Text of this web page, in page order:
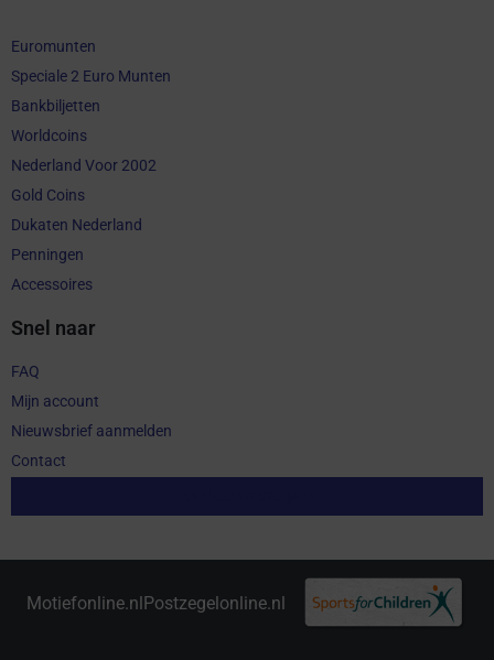
Euromunten
Speciale 2 Euro Munten
Bankbiljetten
Worldcoins
Nederland Voor 2002
Gold Coins
Dukaten Nederland
Penningen
Accessoires
Snel naar
FAQ
Mijn account
Nieuwsbrief aanmelden
Contact
Motiefonline.nlPostzegelonline.nl